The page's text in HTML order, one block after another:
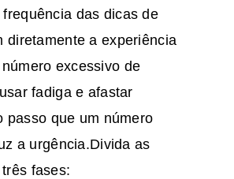
das dicas de
diretamente a experiência
excessivo de
fadiga e afastar
passo que um número
a urgência.Divida as
fases: